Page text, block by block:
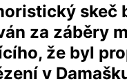
skeč
za záběry
že byl
v